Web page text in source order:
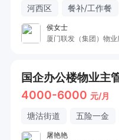
河西区 餐补/工作餐
侯女士
国企办公楼物业主
4000-6000 元/月
塘沽街道 五险一金
屠艳艳